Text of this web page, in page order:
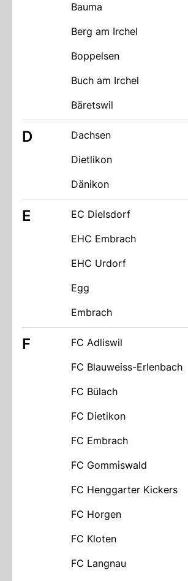
Bauma
Berg am Irchel
Boppelsen
Buch am Irchel
Bäretswil
D Dachsen
Dietlikon
Dänikon
E EC Dielsdorf
EHC Embrach
EHC Urdorf
Egg
Embrach
F FC Adliswil
FC Blauweiss-Erlenbach
FC Bülach
FC Dietikon
FC Embrach
FC Gommiswald
FC Henggarter Kickers
FC Horgen
FC Kloten
FC Langnau